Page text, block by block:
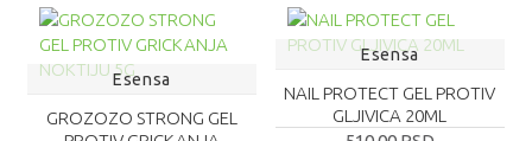
Esensa
GROZOZO STRONG GEL
Esensa
NAIL PROTECT GEL PROTIV
GLJIVICA 20ML